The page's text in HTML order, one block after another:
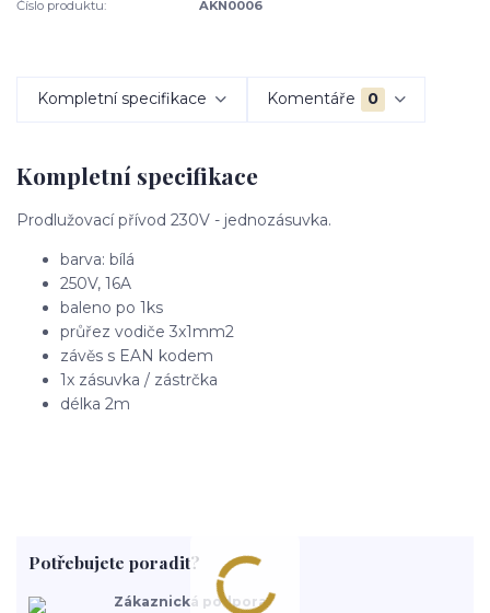
Číslo produktu: AKN0006
Kompletní specifikace Komentáře 0
Kompletní specifikace
Prodlužovací přívod 230V - jednozásuvka.
barva: bílá
250V, 16A
baleno po 1ks
průřez vodiče 3x1mm2
závěs s EAN kodem
1x zásuvka / zástrčka
délka 2m
Potřebujete poradit?
Zákaznická podpora